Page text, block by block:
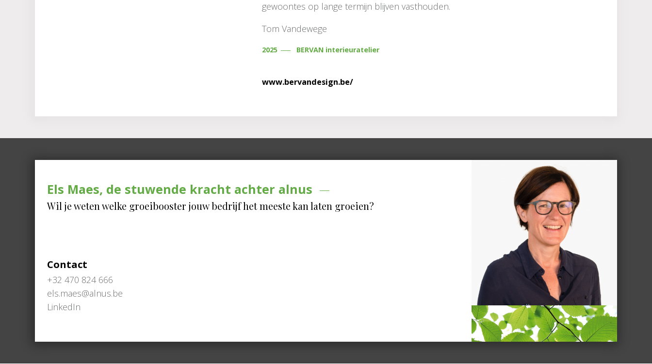
gewoontes op lange termijn blijven vasthouden.
Tom Vandewege
2025 BERVAN interieuratelier
www.bervandesign.be/
Els Maes, de stuwende kracht achter alnus
Wil je weten welke groeibooster jouw bedrijf het meeste kan laten groeien?
Contact
+32 470 824 666
els.maes@alnus.be
LinkedIn